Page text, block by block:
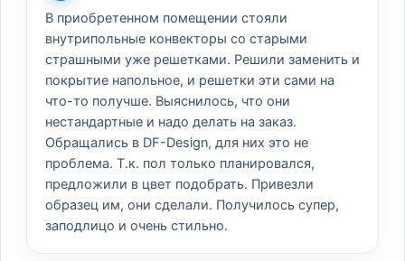
В приобретенном помещении стояли
внутрипольные конвекторы со старыми
страшными уже решетками. Решили заменить и
покрытие напольное, и решетки эти сами на
что-то получше. Выяснилось, что они
нестандартные и надо делать на заказ.
Обращались в DF-Design, для них это не
проблема. Т.к. пол только планировался,
предложили в цвет подобрать. Привезли
образец им, они сделали. Получилось супер,
заподлицо и очень стильно.